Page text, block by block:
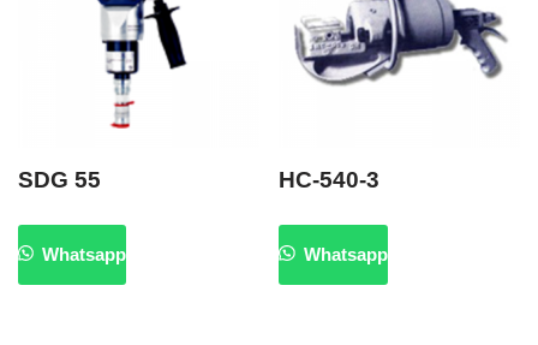
SDG 55
Whatsapp
HC-540-3
Whatsapp